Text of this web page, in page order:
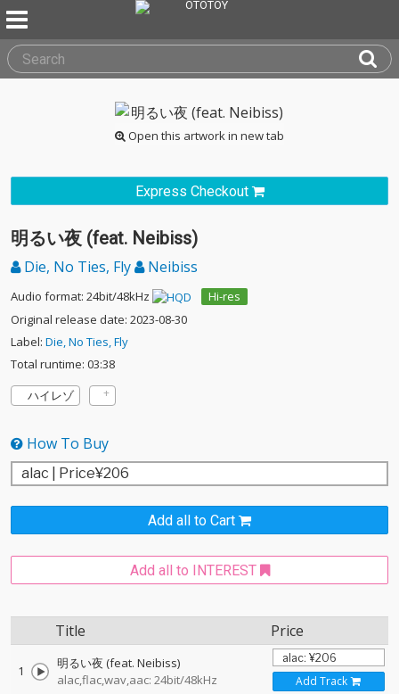
Open this artwork in new tab
Express Checkout
明るい夜 (feat. Neibiss)
Die, No Ties, Fly Neibiss
Audio format: 24bit/48kHz
Hi-res
Original release date: 2023-08-30
Label: Die, No Ties, Fly
Total runtime: 03:38
ハイレゾ
How To Buy
Add all to Cart
Add all to INTEREST
Title Price
1
明るい夜 (feat. Neibiss)
alac,flac,wav,aac: 24bit/48kHz
Add Track